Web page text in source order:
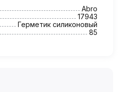
Abro
17943
Герметик силиконовый
85